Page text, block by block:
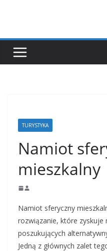
TURYSTYKA
Namiot
mieszkalny
Namiot sferyczny
rozwiązanie, które
poszukujących
Jedną z głównych zalet